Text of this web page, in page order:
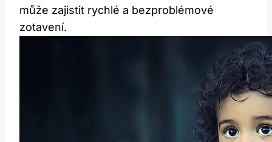
může⁣ zajistit ⁢rychlé a bezproblémové
zotavení.